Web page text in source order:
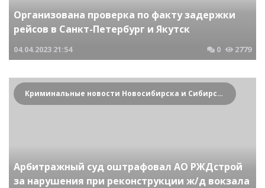
Организована проверка по факту задержки
рейсов в Санкт-Петербург и Якутск
04.04.2023 21:54 0 2779
Криминальные новости Новосибирска и Сибирского региона
Арбитражный суд оштрафовал АО РЖДстрой
за нарушения при реконструкции ж/д вокзала